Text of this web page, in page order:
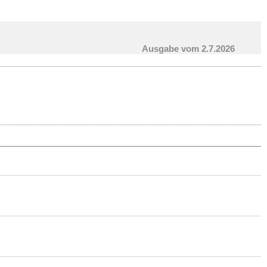
Ausgabe vom 2.7.2026